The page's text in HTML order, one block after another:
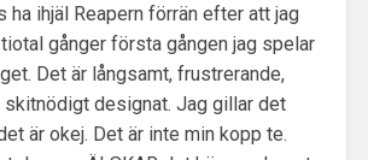
ha ihjäl Reapern förrän efter att jag
gånger första gången jag spelar
Det är långsamt, frustrerande,
skitnödigt designat. Jag gillar det
är okej. Det är inte min kopp te.